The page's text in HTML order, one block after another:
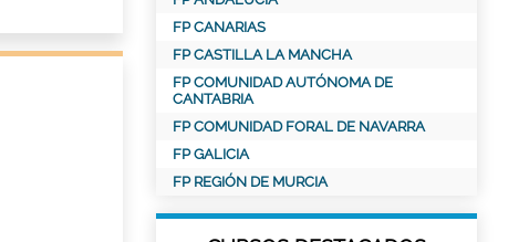
FP CANARIAS
FP CASTILLA LA MANCHA
FP COMUNIDAD AUTÓNOMA DE
CANTABRIA
FP COMUNIDAD FORAL DE NAVARRA
FP GALICIA
FP REGIÓN DE MURCIA